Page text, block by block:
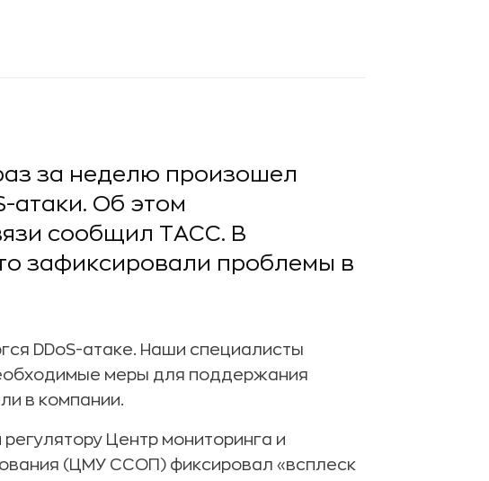
за неделю произошел
атаки. Об этом
сообщил ТАСС. В
зафиксировали проблемы в
DDoS-атаке. Наши специалисты
меры для поддержания
в компании.
Центр мониторинга и
(ЦМУ ССОП) фиксировал «всплеск